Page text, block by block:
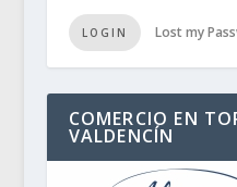
LOGIN Lost my
COMERCIO EN
VALDENCÍN